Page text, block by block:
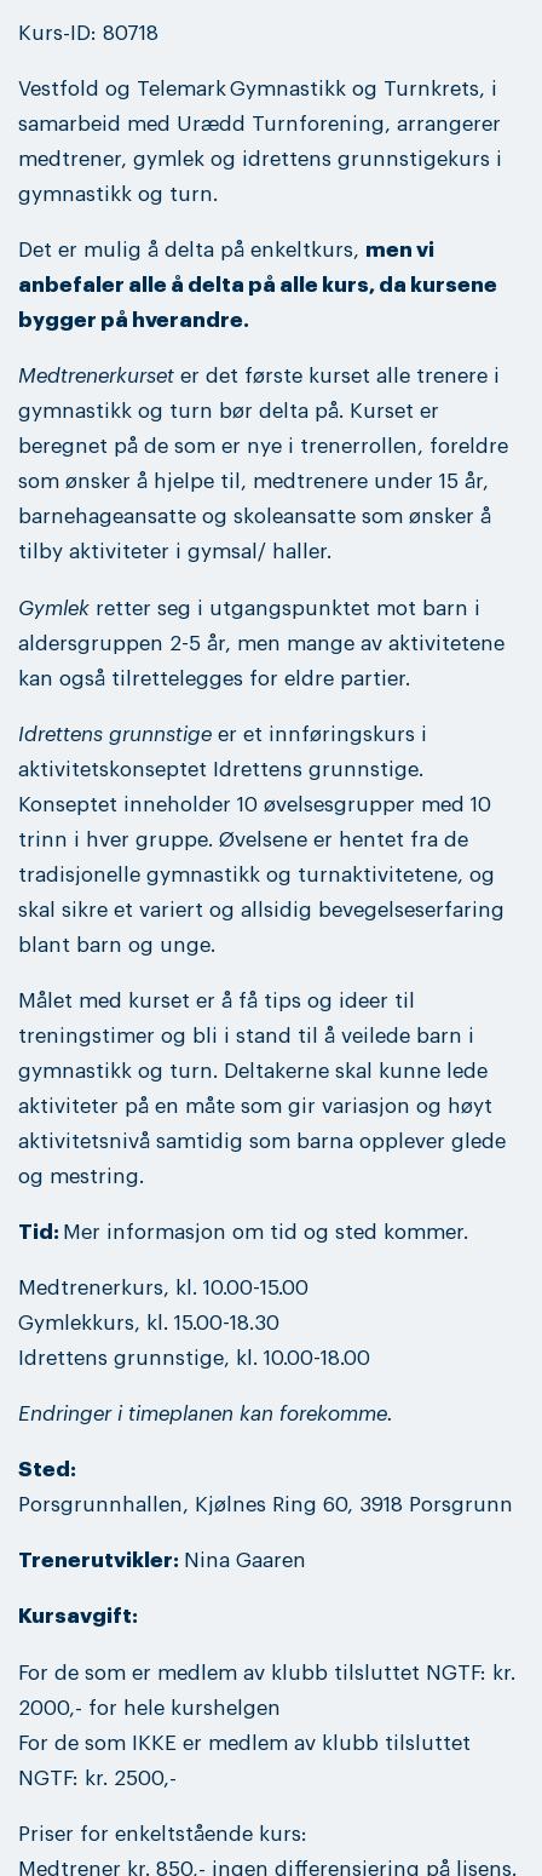
Kurs-ID: 80718
Vestfold og TelemarkGymnastikk og Turnkrets, i
samarbeid med Urædd Turnforening, arrangerer
medtrener, gymlek og idrettens grunnstigekurs i
gymnastikk og turn.
Det er mulig å delta på enkeltkurs, men vi
anbefaler alle å delta på alle kurs, da kursene
bygger på hverandre.
Medtrenerkurset er det første kurset alle trenere i
gymnastikk og turn bør delta på. Kurset er
beregnet på de som er nye i trenerrollen, foreldre
som ønsker å hjelpe til, medtrenere under 15 år,
barnehageansatte og skoleansatte som ønsker å
tilby aktiviteter i gymsal/ haller.
Gymlek retter seg i utgangspunktet mot barn i
aldersgruppen 2-5 år, men mange av aktivitetene
kan også tilrettelegges for eldre partier.
Idrettens grunnstige er et innføringskurs i
aktivitetskonseptet Idrettens grunnstige.
Konseptet inneholder 10 øvelsesgrupper med 10
trinn i hver gruppe. Øvelsene er hentet fra de
tradisjonelle gymnastikk og turnaktivitetene, og
skal sikre et variert og allsidig bevegelseserfaring
blant barn og unge.
Målet med kurset er å få tips og ideer til
treningstimer og bli i stand til å veilede barn i
gymnastikk og turn. Deltakerne skal kunne lede
aktiviteter på en måte som gir variasjon og høyt
aktivitetsnivå samtidig som barna opplever glede
og mestring.
Tid: Mer informasjon om tid og sted kommer.
Medtrenerkurs, kl. 10.00-15.00
Gymlekkurs, kl. 15.00-18.30
Idrettens grunnstige, kl. 10.00-18.00
Endringer i timeplanen kan forekomme.
Sted:
Porsgrunnhallen, Kjølnes Ring 60, 3918 Porsgrunn
Trenerutvikler: Nina Gaaren
Kursavgift:
For de som er medlem av klubb tilsluttet NGTF: kr.
2000,- for hele kurshelgen
For de som IKKE er medlem av klubb tilsluttet
NGTF: kr. 2500,-
Priser for enkeltstående kurs:
Medtrener kr. 850,- ingen differensiering på lisens.